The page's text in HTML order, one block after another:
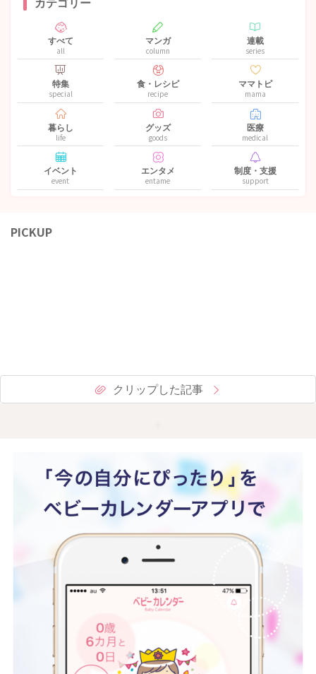
すべて
all
マンガ
column
連載
series
特集
special
食・レシピ
recipe
ママトピ
mama
暮らし
life
グッズ
goods
医療
medical
イベント
event
エンタメ
entame
制度・支援
support
PICKUP
クリップした記事